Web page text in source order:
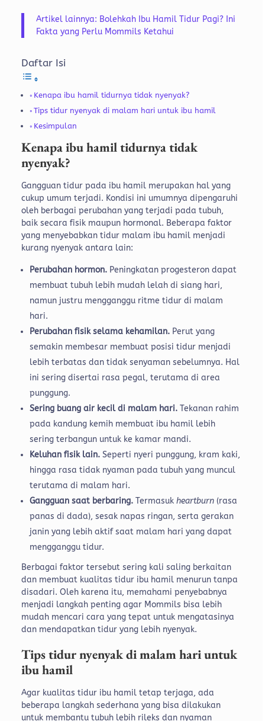
Artikel lainnya: Bolehkah Ibu Hamil Tidur Pagi? Ini
Fakta yang Perlu Mommils Ketahui
Daftar Isi
Kenapa ibu hamil tidurnya tidak nyenyak?
Tips tidur nyenyak di malam hari untuk ibu hamil
Kesimpulan
Kenapa ibu hamil tidurnya tidak
nyenyak?
Gangguan tidur pada ibu hamil merupakan hal yang
cukup umum terjadi. Kondisi ini umumnya dipengaruhi
oleh berbagai perubahan yang terjadi pada tubuh,
baik secara fisik maupun hormonal. Beberapa faktor
yang menyebabkan tidur malam ibu hamil menjadi
kurang nyenyak antara lain:
Perubahan hormon. Peningkatan progesteron dapat
membuat tubuh lebih mudah lelah di siang hari,
namun justru mengganggu ritme tidur di malam
hari.
Perubahan fisik selama kehamilan.Perut yang
semakin membesar membuat posisi tidur menjadi
lebih terbatas dan tidak senyaman sebelumnya. Hal
ini sering disertai rasa pegal, terutama di area
punggung.
Sering buang air kecil di malam hari.Tekanan rahim
pada kandung kemih membuat ibu hamil lebih
sering terbangun untuk ke kamar mandi.
Keluhan fisik lain. Seperti nyeri punggung, kram kaki,
hingga rasa tidak nyaman pada tubuh yang muncul
terutama di malam hari.
Gangguan saat berbaring.Termasuk heartburn(rasa
panas di dada), sesak napas ringan, serta gerakan
janin yang lebih aktif saat malam hari yang dapat
mengganggu tidur.
Berbagai faktor tersebut sering kali saling berkaitan
dan membuat kualitas tidur ibu hamil menurun tanpa
disadari. Oleh karena itu, memahami penyebabnya
menjadi langkah penting agar Mommils bisa lebih
mudah mencari cara yang tepat untuk mengatasinya
dan mendapatkan tidur yang lebih nyenyak.
Tips tidur nyenyak di malam hari untuk
ibu hamil
Agar kualitas tidur ibu hamil tetap terjaga, ada
beberapa langkah sederhana yang bisa dilakukan
untuk membantu tubuh lebih rileks dan nyaman